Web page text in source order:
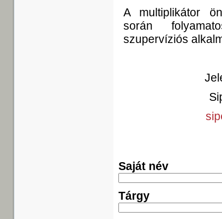
A multiplikátor
során
szupervíziós
Saját név
Tárgy